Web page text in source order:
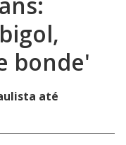
bonde'
até